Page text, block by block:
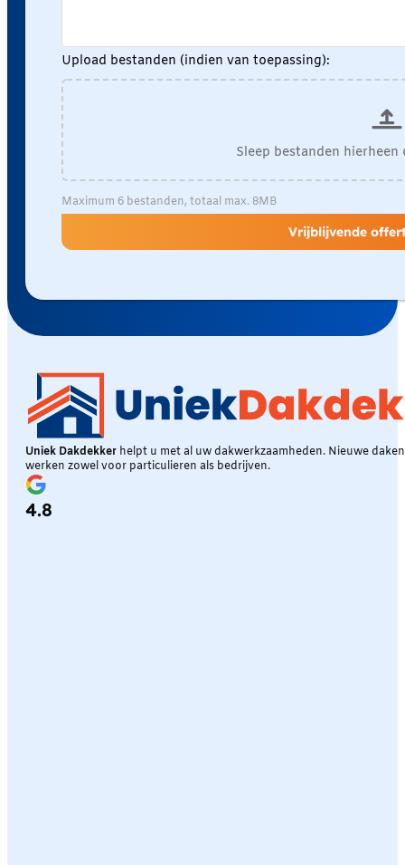
Upload bestanden (indien van toepassing):
Sleep bestanden
Maximum 6 bestanden, totaal max. 8MB
Vrijblijvende
Uniek Dakdekker helpt u met al uw dakwerkzaamheden. Nieuwe
werken zowel voor particulieren als bedrijven.
4.8